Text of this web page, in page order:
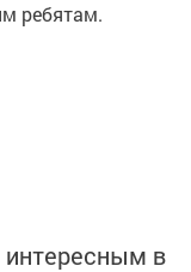
ребятам.
в